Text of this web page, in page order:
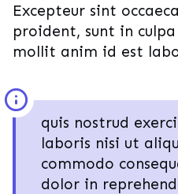
Excepteur sint
proident, sunt in
mollit anim id est
quis nostrud
laboris nisi ut
commodo
dolor in